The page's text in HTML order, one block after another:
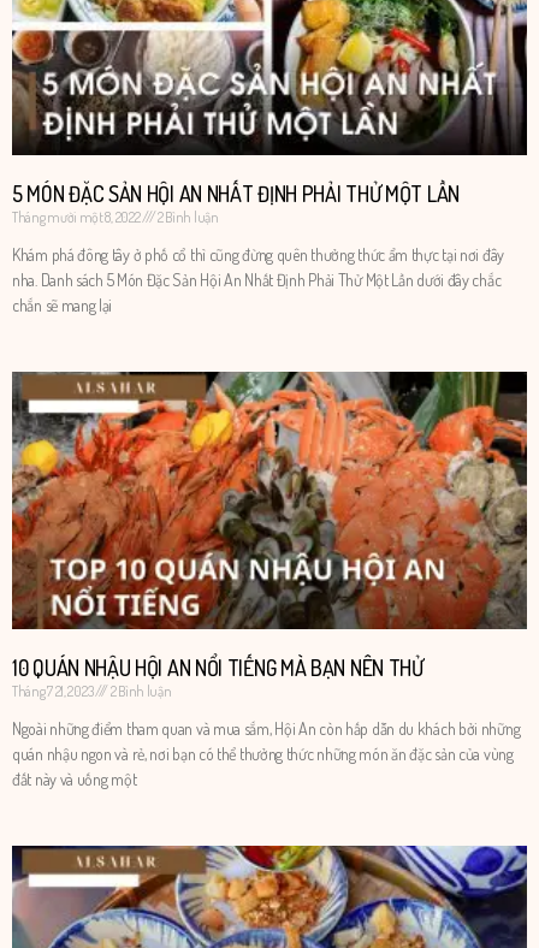
5 MÓN ĐẶC SẢN HỘI AN NHẤT ĐỊNH PHẢI THỬ MỘT LẦN
Tháng mười một 8, 2022 2 Bình luận
Khám phá đông tây ở phố cổ thì cũng đừng quên thưởng thức ẩm thực tại nơi đây
nha. Danh sách 5 Món Đặc Sản Hội An Nhất Định Phải Thử Một Lần dưới đây chắc
chắn sẽ mang lại
10 QUÁN NHẬU HỘI AN NỔI TIẾNG MÀ BẠN NÊN THỬ
Tháng 7 21, 2023 2 Bình luận
Ngoài những điểm tham quan và mua sắm, Hội An còn hấp dẫn du khách bởi những
quán nhậu ngon và rẻ, nơi bạn có thể thưởng thức những món ăn đặc sản của vùng
đất này và uống một